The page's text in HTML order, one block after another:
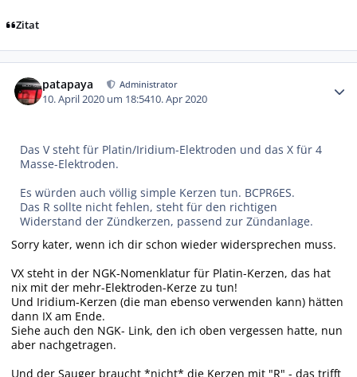
Zitat
patapaya Administrator
10. April 2020 um 18:5410. Apr 2020
Das V steht für Platin/Iridium-Elektroden und das X für 4
Masse-Elektroden.
Es würden auch völlig simple Kerzen tun. BCPR6ES.
Das R sollte nicht fehlen, steht für den richtigen
Widerstand der Zündkerzen, passend zur Zündanlage.
Sorry kater, wenn ich dir schon wieder widersprechen muss.
VX steht in der NGK-Nomenklatur für Platin-Kerzen, das hat
nix mit der mehr-Elektroden-Kerze zu tun!
Und Iridium-Kerzen (die man ebenso verwenden kann) hätten
dann IX am Ende.
Siehe auch den NGK- Link, den ich oben vergessen hatte, nun
aber nachgetragen.
Und der Sauger braucht *nicht* die Kerzen mit "R" - das trifft